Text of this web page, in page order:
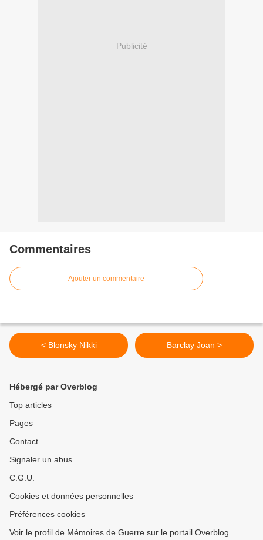
Publicité
Commentaires
Ajouter un commentaire
< Blonsky Nikki Barclay Joan >
Hébergé par Overblog
Top articles
Pages
Contact
Signaler un abus
C.G.U.
Cookies et données personnelles
Préférences cookies
Voir le profil de Mémoires de Guerre sur le portail Overblog